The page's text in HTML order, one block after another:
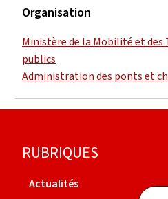
Organisation
Ministère de la Mobilité et des
publics
Administration des ponts et
Pied
de
RUBRIQUES
Actualités